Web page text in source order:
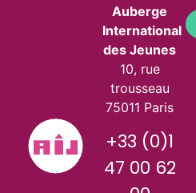
Auberge
International
des Jeunes
10, rue
trousseau
75011 Paris
+33 (0)1
47 00 62